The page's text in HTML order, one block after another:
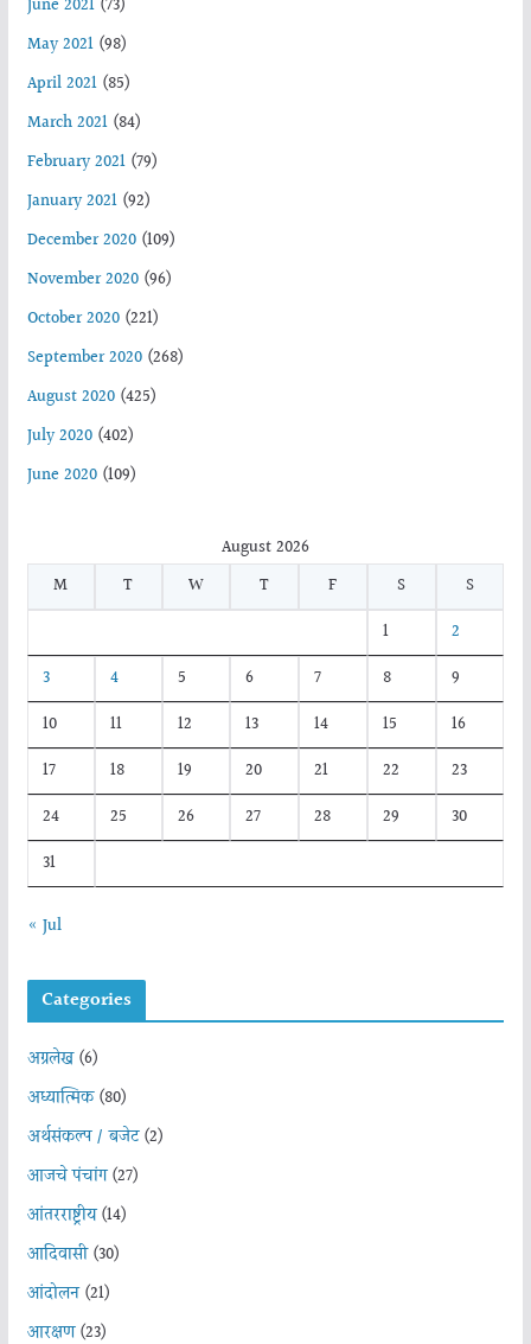
June 2021(73)
May 2021(98)
April 2021(85)
March 2021(84)
February 2021(79)
January 2021(92)
December 2020(109)
November 2020(96)
October 2020(221)
September 2020(268)
August 2020(425)
July 2020(402)
June 2020(109)
August 2026
M
T W T F S
S
1
2
3
4 5 6 7 8
9
10
11 12 13 14 15
16
17
18 19 20 21 22
23
24
25 26 27 28 29
30
31
« Jul
Categories
अग्रलेख(6)
अध्यात्मिक(80)
अर्थसंकल्प / बजेट(2)
आजचे पंचांग(27)
आंतरराष्ट्रीय(14)
आदिवासी(30)
आंदोलन(21)
आरक्षण(23)